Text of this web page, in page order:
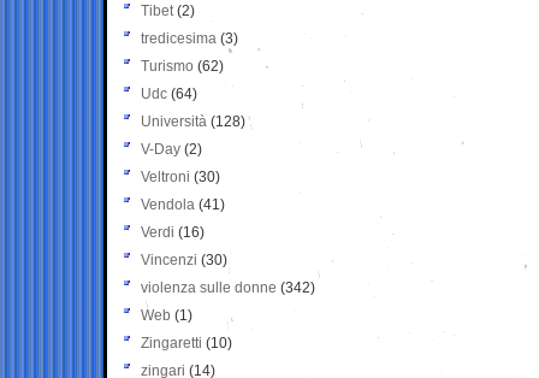
Tibet(2)
tredicesima (3)
Turismo (62)
Udc (64)
Università (128)
V-Day (2)
Veltroni (30)
Vendola (41)
Verdi (16)
Vincenzi (30)
violenza sulle donne (342)
Web (1)
Zingaretti (10)
zingari (14)